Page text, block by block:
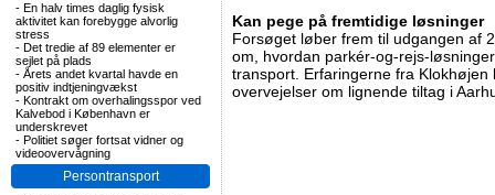
- En halv times daglig fysisk
aktivitet kan forebygge alvorlig
stress
- Det tredie af 89 elementer er
sejlet på plads
- Årets andet kvartal havde en
positiv indtjeningvækst
- Kontrakt om overhalingsspor ved
Kalvebod i København er
underskrevet
- Politiet søger fortsat vidner og
videoovervågning
Persontransport
Kan pege på fremtidige løsninger
Forsøget løber frem til udgangen af
om, hvordan parkér-og-rejs-
transport. Erfaringerne fra
overvejelser om lignende tiltag i